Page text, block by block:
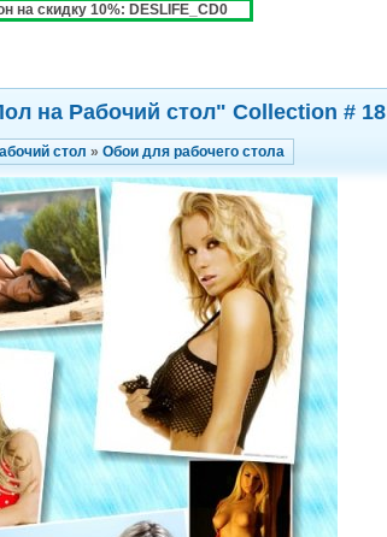
на скидку 10%: DESLIFE_CD0
на Рабочий стол" Collection # 18
стол » Обои для рабочего стола